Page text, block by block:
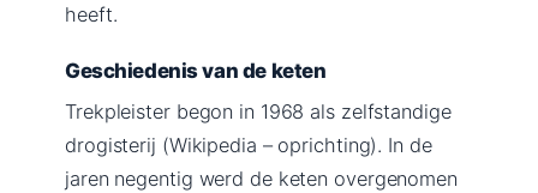
heeft.
Geschiedenis van de keten
Trekpleister begon in 1968 als zelfstandige
drogisterij (Wikipedia – oprichting). In de
jaren negentig werd de keten overgenomen